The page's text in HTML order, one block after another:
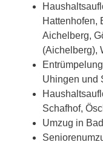
Hattenhofen,
Aichelberg,
(Aichelberg),
Uhingen und
Schafhof,
Umzug in